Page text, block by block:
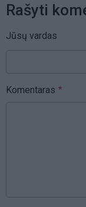
Rašyti
Jūsų vardas
Komentaras